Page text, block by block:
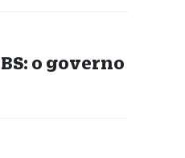
o governo